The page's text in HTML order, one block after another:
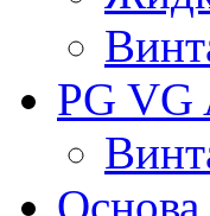
PG VG
Основа